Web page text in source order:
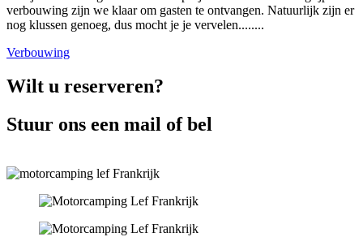
verbouwing zijn we klaar om gasten te ontvangen. Natuurlijk zijn er
nog klussen genoeg, dus mocht je je vervelen........
Verbouwing
Wilt u reserveren?
Stuur ons een mail of bel